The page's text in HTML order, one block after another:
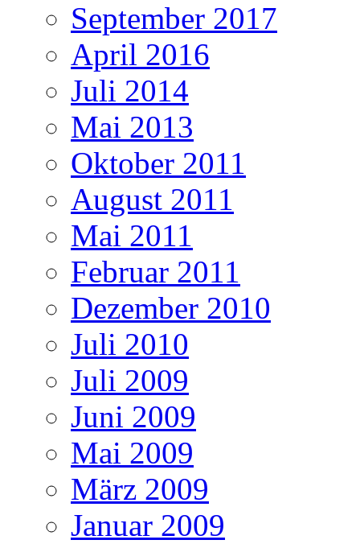
September 2017
April 2016
Juli 2014
Mai 2013
Oktober 2011
August 2011
Mai 2011
Februar 2011
Dezember 2010
Juli 2010
Juli 2009
Juni 2009
Mai 2009
März 2009
Januar 2009